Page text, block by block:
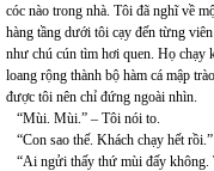
cóc nào trong nhà. Tôi đã nghĩ về
hàng tầng dưới tôi cạy đến từng
như chú cún tìm hơi quen. Họ chạy
loang rộng thành bộ hàm cá mập
được tôi nên chỉ đứng ngoài nhìn.
“Mùi. Mùi.” – Tôi nói to.
“Con sao thế. Khách chạy hết rồi.”
“Ai ngửi thấy thứ mùi đấy không.